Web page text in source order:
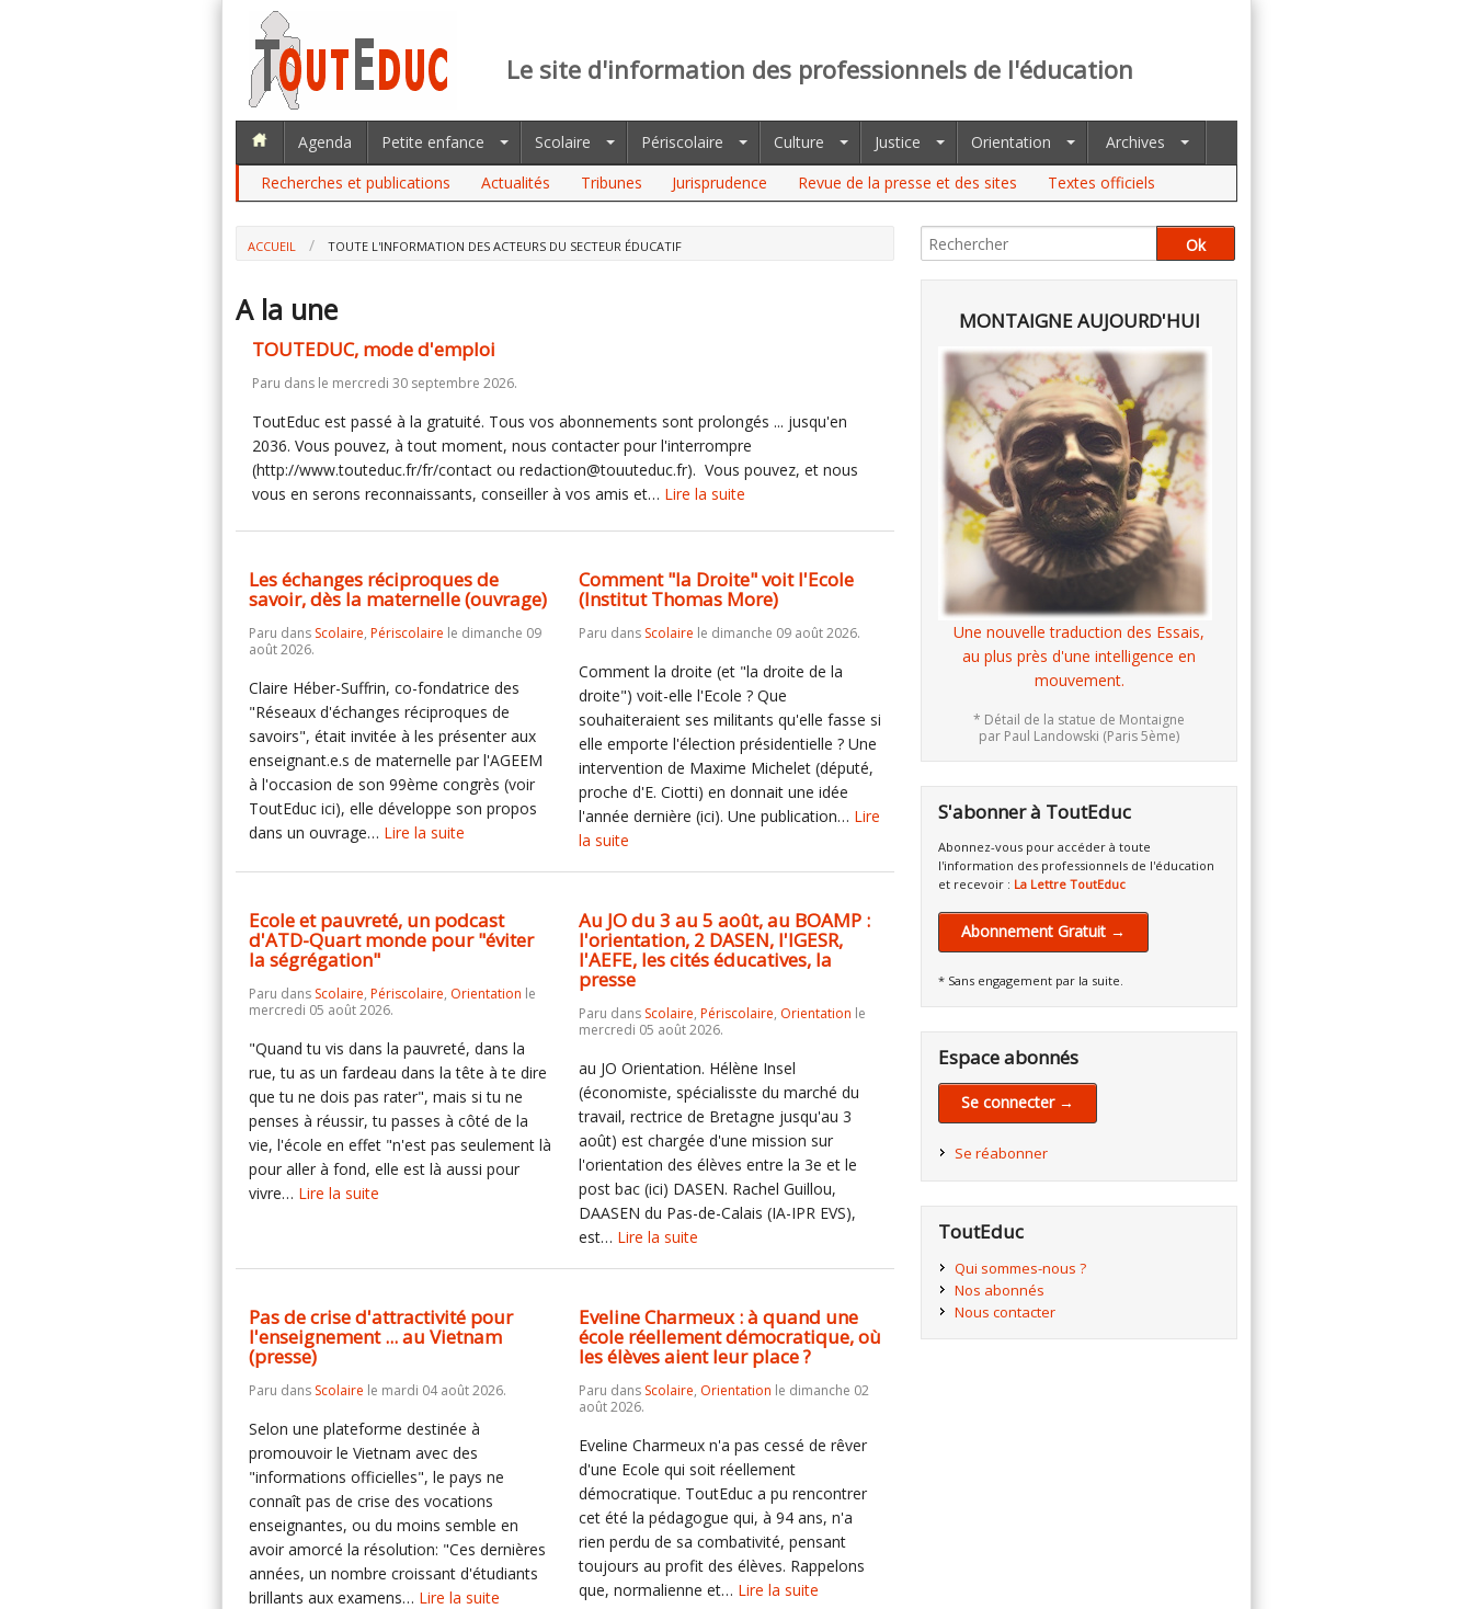
Le site d'information des professionnels de l'éducation
Agenda Petite enfance Scolaire Périscolaire Culture Justice Orientation
Archives
Recherches et publications
Actualités Tribunes Jurisprudence Revue de la presse et des sites Textes officiels
ACCUEIL TOUTE L'INFORMATION DES ACTEURS DU SECTEUR ÉDUCATIF
A la une
TOUTEDUC, mode d'emploi
Paru dans le mercredi 30 septembre 2026.
ToutEduc est passé à la gratuité. Tous vos abonnements sont prolongés ... jusqu'en
2036. Vous pouvez, à tout moment, nous contacter pour l'interrompre
(http://www.touteduc.fr/fr/contact ou redaction@touuteduc.fr). Vous pouvez, et nous
vous en serons reconnaissants, conseiller à vos amis et… Lire la suite
Les échanges réciproques de
savoir, dès la maternelle (ouvrage)
Paru dans Scolaire, Périscolaire le dimanche 09
août 2026.
Claire Héber-Suffrin, co-fondatrice des
"Réseaux d'échanges réciproques de
savoirs", était invitée à les présenter aux
enseignant.e.s de maternelle par l'AGEEM
à l'occasion de son 99ème congrès (voir
ToutEduc ici), elle développe son propos
dans un ouvrage… Lire la suite
Comment "la Droite" voit l'Ecole
(Institut Thomas More)
Paru dans Scolaire le dimanche 09 août 2026.
Comment la droite (et "la droite de la
droite") voit-elle l'Ecole ? Que
souhaiteraient ses militants qu'elle fasse si
elle emporte l'élection présidentielle ? Une
intervention de Maxime Michelet (député,
proche d'E. Ciotti) en donnait une idée
l'année dernière (ici). Une publication… Lire
la suite
Ecole et pauvreté, un podcast
d'ATD-Quart monde pour "éviter
la ségrégation"
Paru dans Scolaire, Périscolaire, Orientation le
mercredi 05 août 2026.
"Quand tu vis dans la pauvreté, dans la
rue, tu as un fardeau dans la tête à te dire
que tu ne dois pas rater", mais si tu ne
penses à réussir, tu passes à côté de la
vie, l'école en effet "n'est pas seulement là
pour aller à fond, elle est là aussi pour
vivre… Lire la suite
Au JO du 3 au 5 août, au BOAMP :
l'orientation, 2 DASEN, l'IGESR,
l'AEFE, les cités éducatives, la
presse
Paru dans Scolaire, Périscolaire, Orientation le
mercredi 05 août 2026.
au JO Orientation. Hélène Insel
(économiste, spécialisste du marché du
travail, rectrice de Bretagne jusqu'au 3
août) est chargée d'une mission sur
l'orientation des élèves entre la 3e et le
post bac (ici) DASEN. Rachel Guillou,
DAASEN du Pas-de-Calais (IA-IPR EVS),
est… Lire la suite
Pas de crise d'attractivité pour
l'enseignement ... au Vietnam
(presse)
Paru dans Scolaire le mardi 04 août 2026.
Selon une plateforme destinée à
promouvoir le Vietnam avec des
"informations officielles", le pays ne
connaît pas de crise des vocations
enseignantes, ou du moins semble en
avoir amorcé la résolution: "Ces dernières
années, un nombre croissant d'étudiants
brillants aux examens… Lire la suite
Eveline Charmeux : à quand une
école réellement démocratique, où
les élèves aient leur place ?
Paru dans Scolaire, Orientation le dimanche 02
août 2026.
Eveline Charmeux n'a pas cessé de rêver
d'une Ecole qui soit réellement
démocratique. ToutEduc a pu rencontrer
cet été la pédagogue qui, à 94 ans, n'a
rien perdu de sa combativité, pensant
toujours au profit des élèves. Rappelons
que, normalienne et… Lire la suite
MONTAIGNE AUJOURD'HUI
Une nouvelle traduction des Essais,
au plus près d'une intelligence en
mouvement.
* Détail de la statue de Montaigne
par Paul Landowski (Paris 5ème)
S'abonner à ToutEduc
Abonnez-vous pour accéder à toute
l'information des professionnels de l'éducation
et recevoir : La Lettre ToutEduc
Abonnement Gratuit →
* Sans engagement par la suite.
Espace abonnés
Se connecter →
Se réabonner
ToutEduc
Qui sommes-nous ?
Nos abonnés
Nous contacter